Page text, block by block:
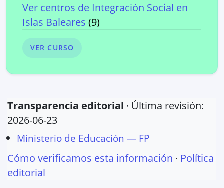
Ver centros de Integración Social en
Islas Baleares (9)
VER CURSO
Transparencia editorial · Última revisión:
2026-06-23
Ministerio de Educación — FP
Cómo verificamos esta información · Política
editorial